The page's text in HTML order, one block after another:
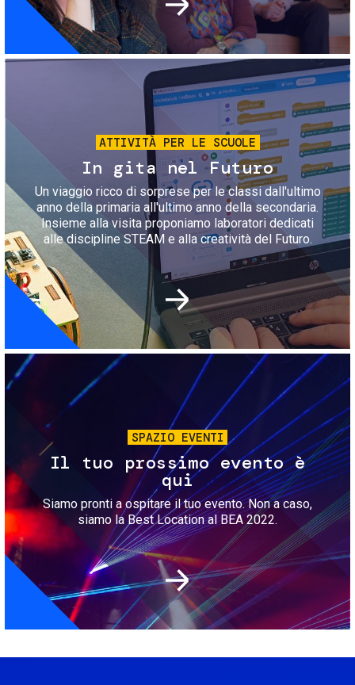
Immagine
ATTIVITÀ PER LE SCUOLE
In gita nel Futuro
Un viaggio ricco di sorprese per le classi dall'ultimo
anno della primaria all'ultimo anno della secondaria.
Insieme alla visita proponiamo laboratori dedicati
alle discipline STEAM e alla creatività del Futuro.
Immagine
SPAZIO EVENTI
Il tuo prossimo evento è
qui
Siamo pronti a ospitare il tuo evento. Non a caso,
siamo la Best Location al BEA 2022.